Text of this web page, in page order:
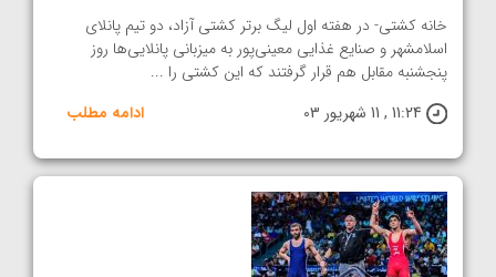
خانه کشتی- در هفته اول لیگ برتر کشتی آزاد، دو تیم پانلای
اسلامشهر و صنایع غذایی معینی‌پور به میزبانی پانلایی‌ها روز
پنجشنبه مقابل هم قرار گرفتند که این کشتی را ...
11:24 , 11 شهریور 03
ادامه مطلب